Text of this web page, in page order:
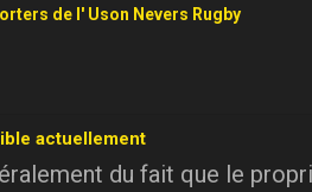
de l' Uson Nevers Rugby
actuellement
du fait que le